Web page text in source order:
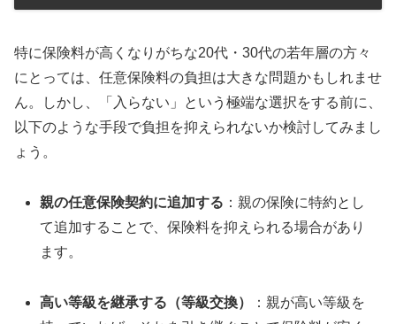
特に保険料が高くなりがちな20代・30代の若年層の方々
にとっては、任意保険料の負担は大きな問題かもしれませ
ん。しかし、「入らない」という極端な選択をする前に、
以下のような手段で負担を抑えられないか検討してみまし
ょう。
親の任意保険契約に追加する ：親の保険に特約とし
て追加することで、保険料を抑えられる場合があり
ます。
高い等級を継承する（等級交換）
：親が高い等級を